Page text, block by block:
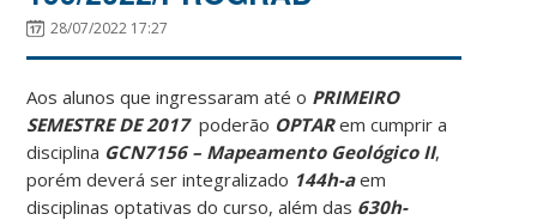
28/07/2022 17:27
Aos alunos que ingressaram até o PRIMEIRO
SEMESTRE DE 2017 poderão OPTARem cumprir a
disciplina GCN7156 – Mapeamento Geológico II,
porém deverá ser integralizado 144h-aem
disciplinas optativas do curso, além das 630h-